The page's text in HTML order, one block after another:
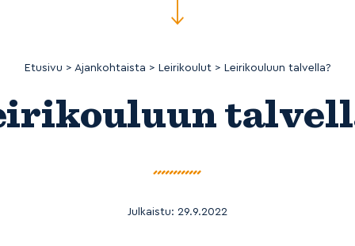
Etusivu > Ajankohtaista > Leirikoulut> Leirikouluun talvella?
Julkaistu: 29.9.2022